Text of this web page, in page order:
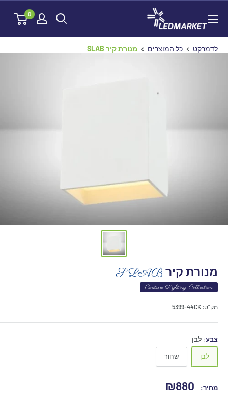
לתוכן
0
לדמרקט כל המוצרים מנורת קיר SLAB
מנורת קיר SLAB
Couture Lighting Collection
מק"ט: 5399-44CK
צבע: לבן
לבן שחור
מחיר:
מחיר
₪880